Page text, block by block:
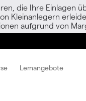
die Ihre Einlagen
Kleinanlegern
aufgrund von
Lernangebote